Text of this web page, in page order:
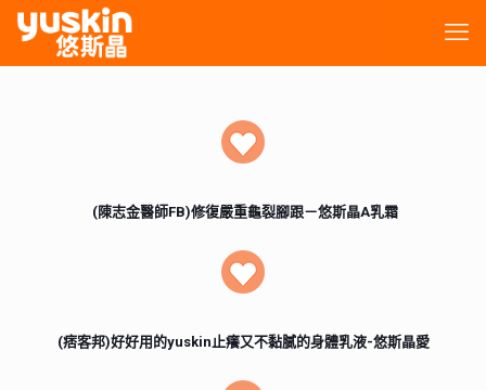
(陳志金醫師FB)修復嚴重龜裂腳跟－悠斯晶A乳霜
(痞客邦)好好用的yuskin止癢又不黏膩的身體乳液-悠斯晶愛